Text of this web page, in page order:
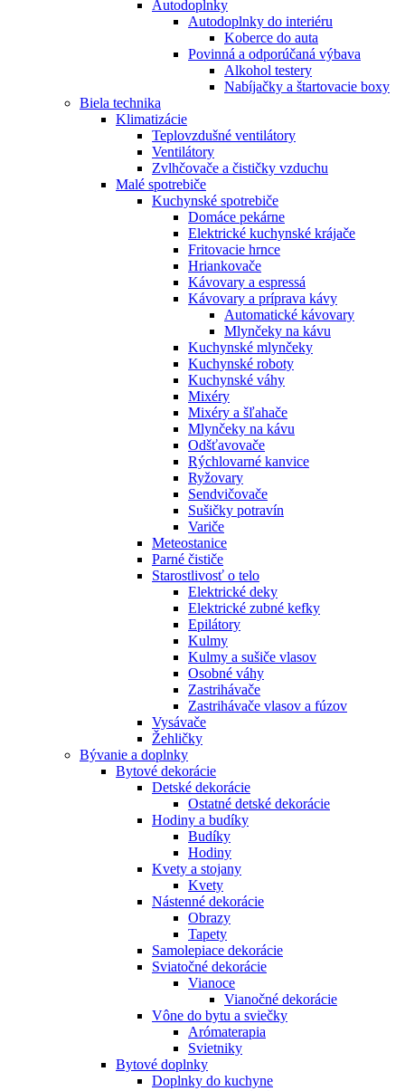
Autodoplnky
Autodoplnky do interiéru
Koberce do auta
Povinná a odporúčaná výbava
Alkohol testery
Nabíjačky a štartovacie boxy
Biela technika
Klimatizácie
Teplovzdušné ventilátory
Ventilátory
Zvlhčovače a čističky vzduchu
Malé spotrebiče
Kuchynské spotrebiče
Domáce pekárne
Elektrické kuchynské krájače
Fritovacie hrnce
Hriankovače
Kávovary a espressá
Kávovary a príprava kávy
Automatické kávovary
Mlynčeky na kávu
Kuchynské mlynčeky
Kuchynské roboty
Kuchynské váhy
Mixéry
Mixéry a šľahače
Mlynčeky na kávu
Odšťavovače
Rýchlovarné kanvice
Ryžovary
Sendvičovače
Sušičky potravín
Variče
Meteostanice
Parné čističe
Starostlivosť o telo
Elektrické deky
Elektrické zubné kefky
Epilátory
Kulmy
Kulmy a sušiče vlasov
Osobné váhy
Zastrihávače
Zastrihávače vlasov a fúzov
Vysávače
Žehličky
Bývanie a doplnky
Bytové dekorácie
Detské dekorácie
Ostatné detské dekorácie
Hodiny a budíky
Budíky
Hodiny
Kvety a stojany
Kvety
Nástenné dekorácie
Obrazy
Tapety
Samolepiace dekorácie
Sviatočné dekorácie
Vianoce
Vianočné dekorácie
Vône do bytu a sviečky
Arómaterapia
Svietniky
Bytové doplnky
Doplnky do kuchyne